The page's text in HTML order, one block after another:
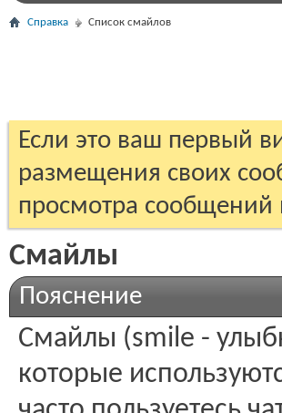
Справка Список смайлов
Если это ваш первый
размещения своих
просмотра сообщений
Смайлы
Пояснение
Смайлы (smile -
которые